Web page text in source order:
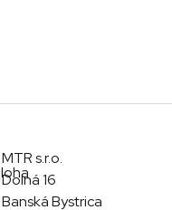
MTR s.r.o.
Dolná 16
Banská Bystrica